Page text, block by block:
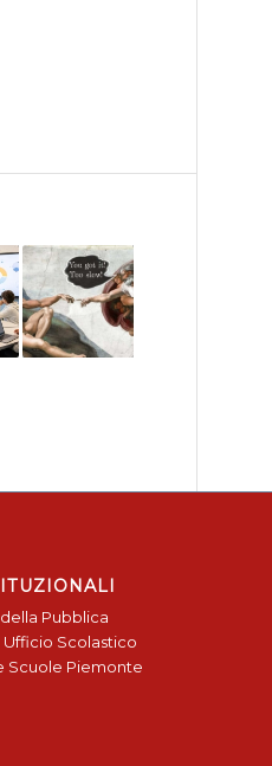
Pubblica
Ufficio Scolastico
Scuole Piemonte